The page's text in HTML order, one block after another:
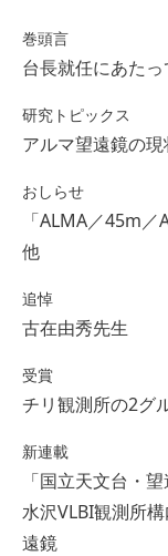
巻頭言
台長就任にあた
研究トピックス
アルマ望遠鏡の
おしらせ
「ALMA／45m
他
追悼
古在由秀先生
受賞
チリ観測所の2グ
新連載
「国立天文台・
水沢VLBI観測所
遠鏡